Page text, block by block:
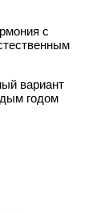
с
вариант
годом